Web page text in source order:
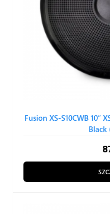
Fusion XS-S10CWB 10″
Black